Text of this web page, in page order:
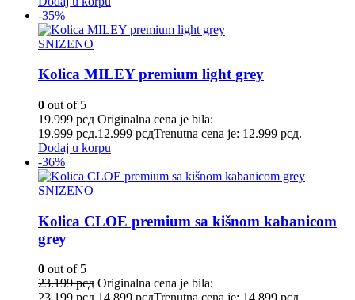
-35%
SNIZENO
Kolica MILEY premium light grey
0 out of 5
19.999рсд Originalna cena je bila:
19.999 рсд.12.999 рсдTrenutna cena je: 12.999 рсд.
Dodaj u korpu
-36%
SNIZENO
Kolica CLOE premium sa kišnom kabanicom
grey
0 out of 5
23.199рсд Originalna cena je bila: